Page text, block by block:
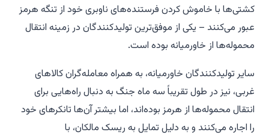
کشتی‌ها با خاموش کردن فرستنده‌های ناوبری خود از تنگه هرمز
عبور می‌کنند – یکی از موفق‌ترین تولیدکنندگان در زمینه انتقال
محموله‌ها از خاورمیانه بوده است.
سایر تولیدکنندگان خاورمیانه، به همراه معامله‌گران کالاهای
غربی، نیز در طول تقریباً سه ماه جنگ به دنبال راه‌هایی برای
انتقال محموله‌ها از هرمز بوده‌اند، اما بیشتر آن‌ها تانکرهای خود
را اجاره می‌کنند و به دلیل تمایل به ریسک مالکان، با